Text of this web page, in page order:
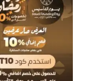
منتجات